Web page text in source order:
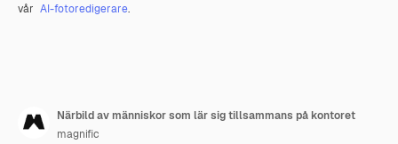
vår AI-fotoredigerare.
Närbild av människor som lär sig tillsammans på kontoret
magnific